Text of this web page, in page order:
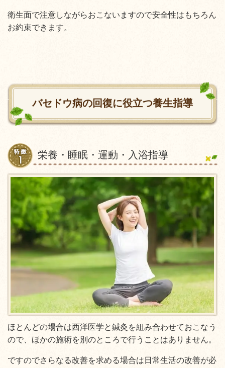
衛生面で注意しながらおこないますので安全性はもちろん
お約束できます。
バセドウ病の回復に役立つ養生指導
栄養・睡眠・運動・入浴指導
ほとんどの場合は西洋医学と鍼灸を組み合わせておこなう
ので、ほかの施術を別のところで行うことはありません。
ですのでさらなる改善を求める場合は日常生活の改善が必